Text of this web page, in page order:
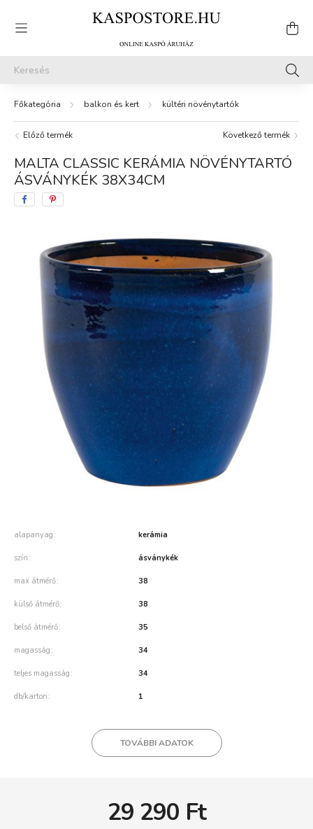
balkon és kert kültéri növénytartók
Előző termék Következő termék
MALTA CLASSIC KERÁMIA NÖVÉNYTARTÓ
ÁSVÁNYKÉK 38X34CM
alapanyag kerámia
szín ásványkék
max átmérő 38
külső átmérő 38
belső átmérő 35
magasság 34
teljes magasság 34
db/karton 1
TOVÁBBI ADATOK
29 290 Ft